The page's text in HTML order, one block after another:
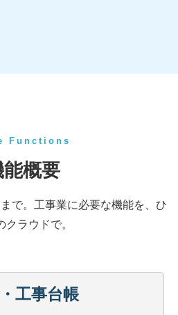
Functions
能概要
で。工事業に必要な機能を、ひ
クラウドで。
工事台帳